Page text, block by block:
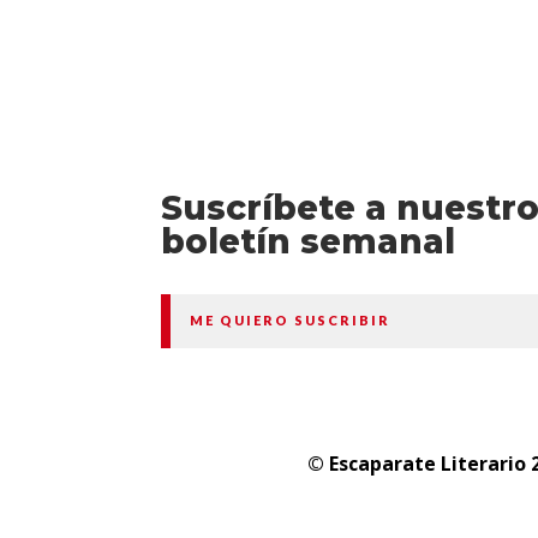
Suscríbete a
boletín semanal
ME QUIERO SUSCRIBIR
© Escaparate Literario